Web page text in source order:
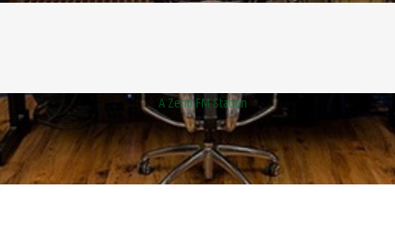
A Zeno.FM Station